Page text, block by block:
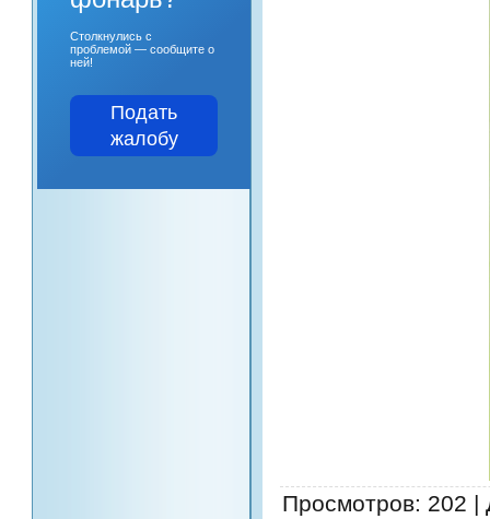
Столкнулись с
проблемой — сообщите о
ней!
Подать
жалобу
Просмотров: 202 |